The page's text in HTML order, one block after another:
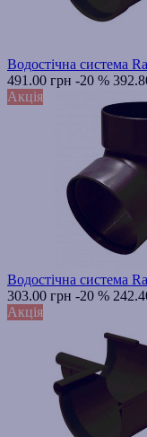
Водостічна система
491.00 грн -20 %
Акція
Водостічна система
303.00 грн -20 %
Акція